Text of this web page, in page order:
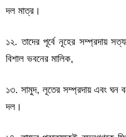
দল মাত্র।
১২. তাদের পূর্বে নূহের সম্প্রদায়
বিশাল ভবনের মালিক,
১৩. সামুদ, লূতের সম্প্রদায় এবং ঘন
দল।